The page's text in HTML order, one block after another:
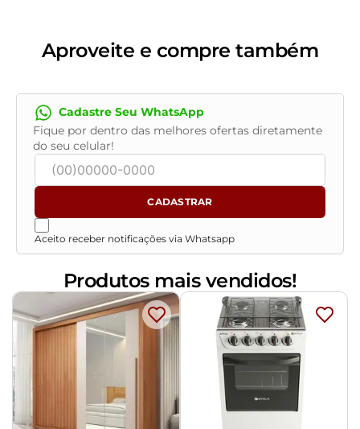
curativos e 1 carteirinha de vacinação.
Aproveite e compre também
Cadastre Seu WhatsApp
Fique por dentro das melhores ofertas diretamente
do seu celular!
CADASTRAR
Aceito receber notificações via Whatsapp
Produtos mais vendidos!